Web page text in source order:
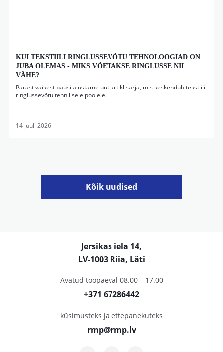
KUI TEKSTIILI RINGLUSSEVÕTU TEHNOLOOGIAD ON
JUBA OLEMAS - MIKS VÕETAKSE RINGLUSSE NII
VÄHE?
Pärast väikest pausi alustame uut artiklisarja, mis keskendub tekstiili
ringlussevõtu tehnilisele poolele.
14 juuli 2026
Kõik uudised
Jersikas iela 14,
LV-1003 Riia, Läti
Avatud tööpäeval 08.00 – 17.00
+371 67286442
küsimusteks ja ettepanekuteks
rmp@rmp.lv